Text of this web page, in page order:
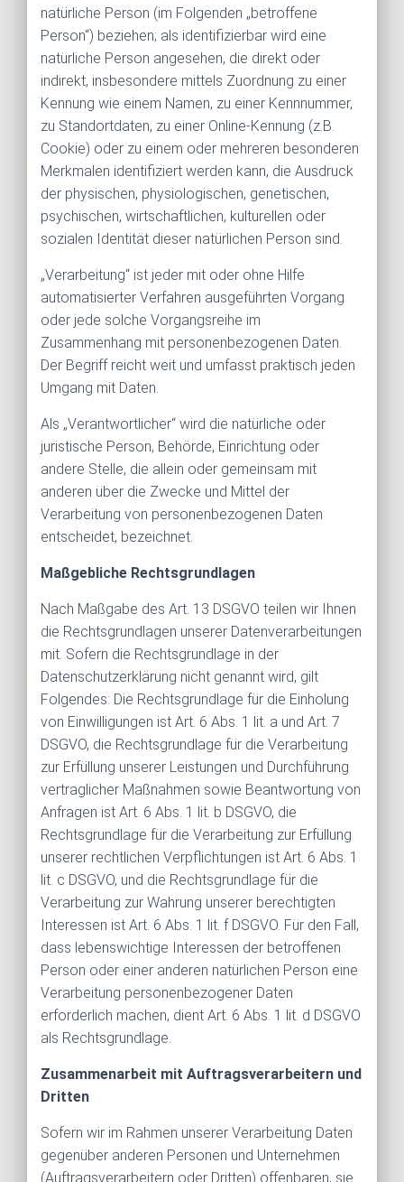
natürliche Person (im Folgenden „betroffene
Person“) beziehen; als identifizierbar wird eine
natürliche Person angesehen, die direkt oder
indirekt, insbesondere mittels Zuordnung zu einer
Kennung wie einem Namen, zu einer Kennnummer,
zu Standortdaten, zu einer Online-Kennung (z.B.
Cookie) oder zu einem oder mehreren besonderen
Merkmalen identifiziert werden kann, die Ausdruck
der physischen, physiologischen, genetischen,
psychischen, wirtschaftlichen, kulturellen oder
sozialen Identität dieser natürlichen Person sind.
„Verarbeitung“ ist jeder mit oder ohne Hilfe
automatisierter Verfahren ausgeführten Vorgang
oder jede solche Vorgangsreihe im
Zusammenhang mit personenbezogenen Daten.
Der Begriff reicht weit und umfasst praktisch jeden
Umgang mit Daten.
Als „Verantwortlicher“ wird die natürliche oder
juristische Person, Behörde, Einrichtung oder
andere Stelle, die allein oder gemeinsam mit
anderen über die Zwecke und Mittel der
Verarbeitung von personenbezogenen Daten
entscheidet, bezeichnet.
Maßgebliche Rechtsgrundlagen
Nach Maßgabe des Art. 13 DSGVO teilen wir Ihnen
die Rechtsgrundlagen unserer Datenverarbeitungen
mit. Sofern die Rechtsgrundlage in der
Datenschutzerklärung nicht genannt wird, gilt
Folgendes: Die Rechtsgrundlage für die Einholung
von Einwilligungen ist Art. 6 Abs. 1 lit. a und Art. 7
DSGVO, die Rechtsgrundlage für die Verarbeitung
zur Erfüllung unserer Leistungen und Durchführung
vertraglicher Maßnahmen sowie Beantwortung von
Anfragen ist Art. 6 Abs. 1 lit. b DSGVO, die
Rechtsgrundlage für die Verarbeitung zur Erfüllung
unserer rechtlichen Verpflichtungen ist Art. 6 Abs. 1
lit. c DSGVO, und die Rechtsgrundlage für die
Verarbeitung zur Wahrung unserer berechtigten
Interessen ist Art. 6 Abs. 1 lit. f DSGVO. Für den Fall,
dass lebenswichtige Interessen der betroffenen
Person oder einer anderen natürlichen Person eine
Verarbeitung personenbezogener Daten
erforderlich machen, dient Art. 6 Abs. 1 lit. d DSGVO
als Rechtsgrundlage.
Zusammenarbeit mit Auftragsverarbeitern und
Dritten
Sofern wir im Rahmen unserer Verarbeitung Daten
gegenüber anderen Personen und Unternehmen
(Auftragsverarbeitern oder Dritten) offenbaren, sie